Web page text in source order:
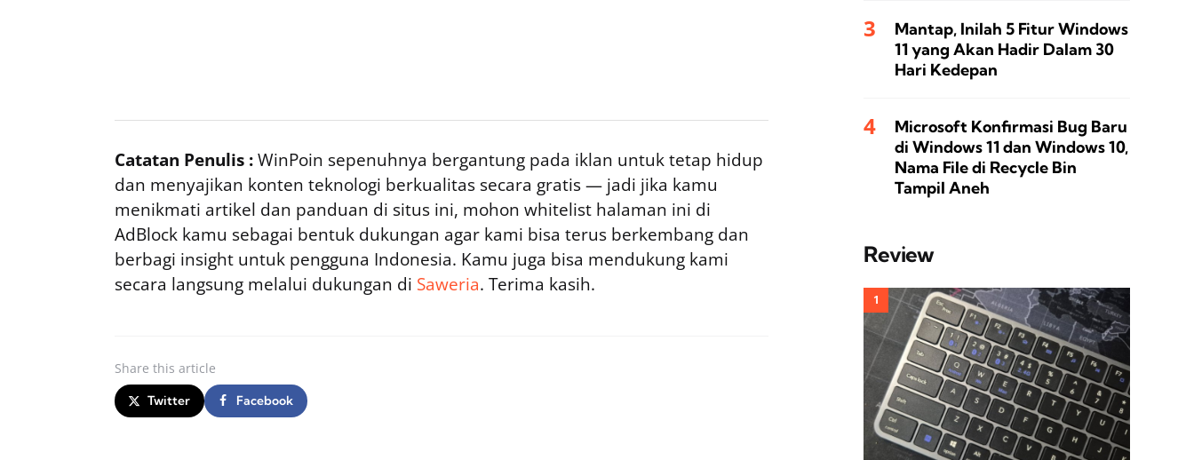
Catatan Penulis :WinPoin sepenuhnya bergantung pada iklan untuk tetap hidup
dan menyajikan konten teknologi berkualitas secara gratis — jadi jika kamu
menikmati artikel dan panduan di situs ini, mohon whitelist halaman ini di
AdBlock kamu sebagai bentuk dukungan agar kami bisa terus berkembang dan
berbagi insight untuk pengguna Indonesia. Kamu juga bisa mendukung kami
secara langsung melalui dukungan di Saweria. Terima kasih.
Share this article
Twitter Facebook
Mantap, Inilah 5 Fitur Windows
11 yang Akan Hadir Dalam 30
Hari Kedepan
Microsoft Konfirmasi Bug Baru
di Windows 11 dan Windows 10,
Nama File di Recycle Bin
Tampil Aneh
Review